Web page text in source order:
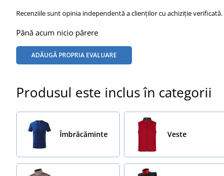
Recenziile sunt opinia independentă a clienților cu achiziție verificată.
Până acum nicio părere
ADĂUGĂ PROPRIA EVALUARE
Produsul este inclus în categorii
Îmbrăcăminte Veste